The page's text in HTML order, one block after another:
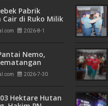
Pabrik
Cair di Ruko Milik
Disita
Atas Nama PT
2026-8-1
Nemo,
Mata Ikan
Kantongi
2026-7-30
Hektare Hutan